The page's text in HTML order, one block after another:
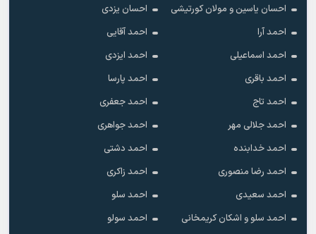
احسان یاسین و مولان کورتیشی
احسان یزدی
احمد آرا
احمد آقایی
احمد اسماعیلی
احمد ایزدی
احمد باقری
احمد پارسا
احمد تاج
احمد جعفری
احمد جلالی مهر
احمد جواهری
احمد خدابنده
احمد دشتی
احمد رضا منصوری
احمد زاکری
احمد سعیدی
احمد سلو
احمد سلو و اشکان کریمخانی
احمد سولو